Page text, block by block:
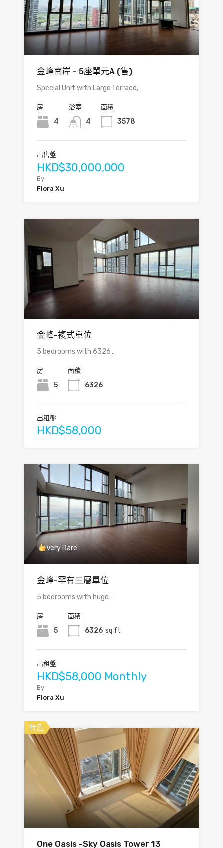
金峰南岸 - 5座單元A (售)
Special Unit with Large Terrace,…
房
4
浴室
4
面積
3578
出售盤
HKD$30,000,000
By
Flora Xu
金峰-複式單位
5 bedrooms with 6326…
房
5
面積
6326
出租盤
HKD$58,000
Very Rare
金峰-罕有三層單位
5 bedrooms with huge…
房
5
面積
6326 sq ft
出租盤
HKD$58,000 Monthly
By
Flora Xu
特色
One Oasis -Sky Oasis Tower 13